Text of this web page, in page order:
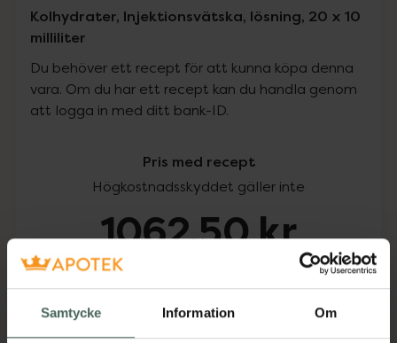
Samtycke Information Om
Kolhydrater, Injektionsvätska, lösning, 20 x 10
milliliter
Du behöver ett recept för att kunna köpa denna
vara. Om du har ett recept kan du handla genom
att logga in med ditt bank-ID.
Pris med recept
Högkostnadsskyddet gäller inte
1062,50 kr
Köp via ditt recept